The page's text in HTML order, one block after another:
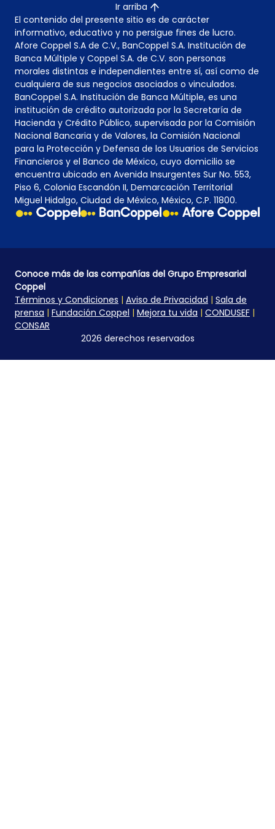
Ir arriba
El contenido del presente sitio es de carácter
informativo, educativo y no persigue fines de lucro.
Afore Coppel S.A de C.V., BanCoppel S.A. Institución de
Banca Múltiple y Coppel S.A. de C.V. son personas
morales distintas e independientes entre sí, así como de
cualquiera de sus negocios asociados o vinculados.
BanCoppel S.A. Institución de Banca Múltiple, es una
institución de crédito autorizada por la Secretaría de
Hacienda y Crédito Público, supervisada por la Comisión
Nacional Bancaria y de Valores, la Comisión Nacional
para la Protección y Defensa de los Usuarios de Servicios
Financieros y el Banco de México, cuyo domicilio se
encuentra ubicado en Avenida Insurgentes Sur No. 553,
Piso 6, Colonia Escandón II, Demarcación Territorial
Miguel Hidalgo, Ciudad de México, México, C.P. 11800.
Conoce más de las compañías del Grupo Empresarial
Coppel
Términos y Condiciones | Aviso de Privacidad | Sala de
prensa | Fundación Coppel | Mejora tu vida | CONDUSEF |
CONSAR
2026 derechos reservados